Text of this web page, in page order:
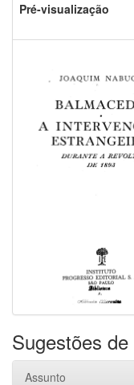
Pré-visualização
Sugestões
Assunto